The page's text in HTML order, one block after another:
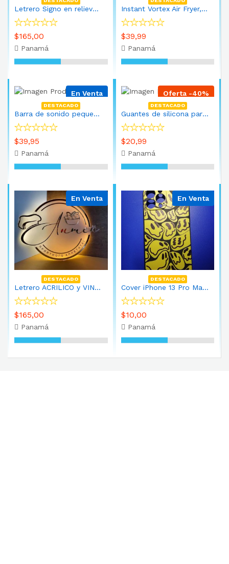
Letrero Signo en relieve de acrilico 80cm x 30cm
$165,00
Panamá
Instant Vortex Air Fryer, horno y freidora de aire Vortex, 4 en 1, sin aceite, cocinar, asar, tostar, dorar, deshidratar, calentar, 2 cuartos de galón, Blanco
$39,99
Panamá
En Venta
DESTACADO
Barra de sonido pequeña para TV con Bluetooth, RCA, USB, Opt, conexión AUX, mini sistema de sonido/audio para altavoces de TV, cine en casa, juegos, proyectores, 50 vatios, 15 pulgadas
$39,95
Panamá
Oferta -40%
DESTACADO
Guantes de silicona para horno ahumador Guantes de barbacoa altas temperaturas
$20,99
Panamá
En Venta
DESTACADO
Letrero ACRILICO y VINIL Circular con Bordes de 60cm con LED
$165,00
Panamá
En Venta
DESTACADO
Cover iPhone 13 Pro Max caritas
$10,00
Panamá